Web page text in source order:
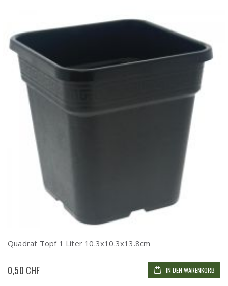
Quadrat Topf 1 Liter 10.3x10.3x13.8cm
0,50 CHF IN DEN WARENKORB